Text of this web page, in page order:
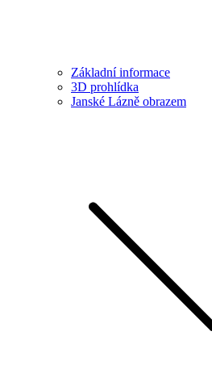
Základní informace
3D prohlídka
Janské Lázně obrazem